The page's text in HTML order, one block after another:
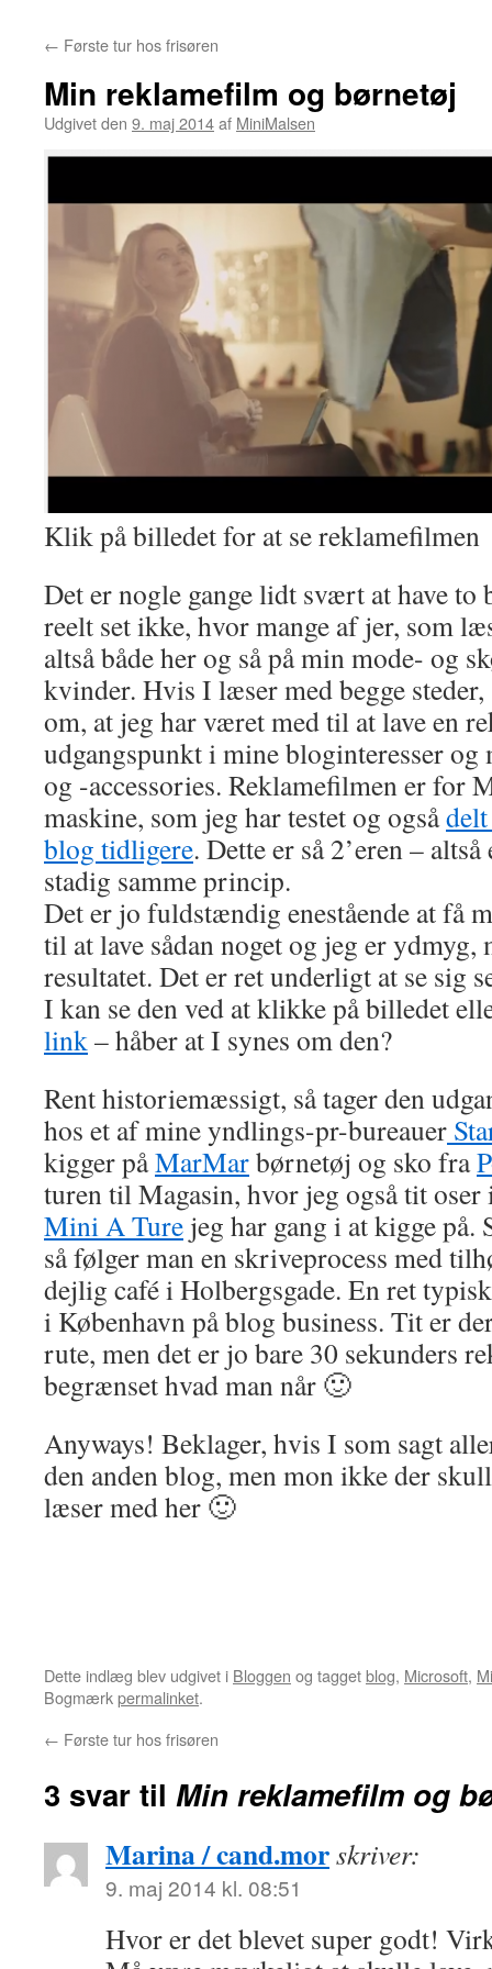
← Første tur hos frisøren
Min reklamefilm og børnetøj
Udgivet den 9. maj 2014af MiniMalsen
Klik på billedet for at se reklamefilmen
Det er nogle gange lidt svært at have to
reelt set ikke, hvor mange af jer, som
altså både her og så på min mode- og
kvinder. Hvis I læser med begge
om, at jeg har været med til at lave en
udgangspunkt i mine bloginteresser
og -accessories. Reklamefilmen er for
maskine, som jeg har testet og også
blog tidligere. Dette er så 2’eren –
stadig samme princip.
Det er jo fuldstændig enestående at få
til at lave sådan noget og jeg er ydmyg,
resultatet. Det er ret underligt at se sig
I kan se den ved at klikke på billedet
link– håber at I synes om den?
Rent historiemæssigt, så tager den
hos et af mine yndlings-pr-bureauer
kigger påMarMarbørnetøj og sko fra
turen til Magasin, hvor jeg også tit
Mini A Ture jeg har gang i at kigge
så følger man en skriveprocess med
dejlig café i Holbergsgade. En ret
i København på blog business. Tit er
rute, men det er jo bare 30 sekunders
begrænset hvad man når 🙂
Anyways! Beklager, hvis I som sagt
den anden blog, men mon ikke der
læser med her 🙂
Dette indlæg blev udgivet i Bloggen og taggetblog, Microsoft,
Bogmærkpermalinket.
← Første tur hos frisøren
3 svar til Min reklamefilm og
Marina / cand.morskriver:
9. maj 2014 kl. 08:51
Hvor er det blevet super godt!